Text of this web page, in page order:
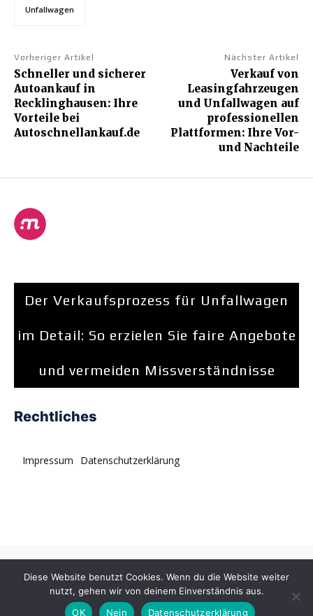
Unfallwagen
Vorheriger Artikel
Schneller und sicherer
Autoankauf in
Recklinghausen: Ihre
Vorteile bei
Autoschnellankauf.de
Nächster Artikel
Verkauf von
Leasingfahrzeugen
und Unfallwagen auf
professionellen
Plattformen: Ihre Vor-
und Nachteile
Der Verkaufsprozess für Unfallwagen
im Detail: So erzielen Sie faire Angebote
und vermeiden Missverständnisse
Rechtliches
Impressum Datenschutzerklärung
multipurpose Prebuilt Website with a wide range of usability.
Diese Website benutzt Cookies. Wenn du die Website weiter
nutzt, gehen wir von deinem Einverständnis aus.
OK
Nein Datenschutzerklärung